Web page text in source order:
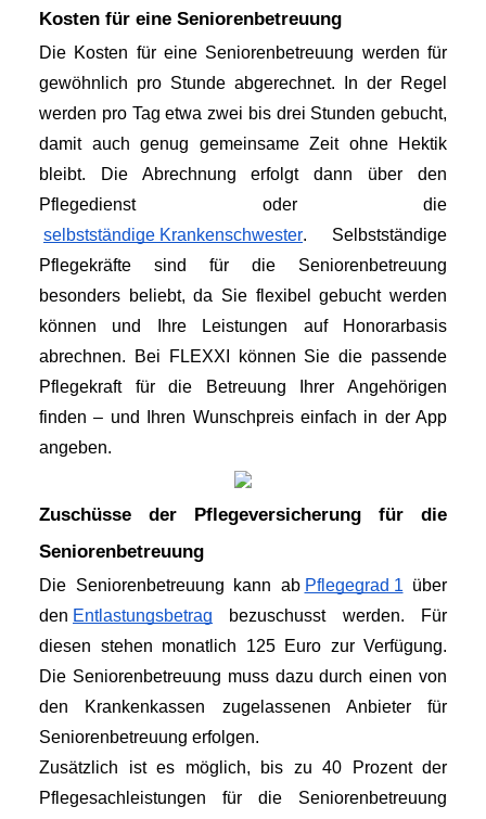
Kosten für eine Seniorenbetreuung
Die Kosten für eine Seniorenbetreuung werden für
gewöhnlich pro Stunde abgerechnet. In der Regel
werden pro Tag etwa zwei bis drei Stunden gebucht,
damit auch genug gemeinsame Zeit ohne Hektik
bleibt. Die Abrechnung erfolgt dann über den
Pflegedienst oder die
selbstständige Krankenschwester. Selbstständige
Pflegekräfte sind für die Seniorenbetreuung
besonders beliebt, da Sie flexibel gebucht werden
können und Ihre Leistungen auf Honorarbasis
abrechnen. Bei FLEXXI können Sie die passende
Pflegekraft für die Betreuung Ihrer Angehörigen
finden – und Ihren Wunschpreis einfach in der App
angeben.
Zuschüsse der Pflegeversicherung für die
Seniorenbetreuung
Die Seniorenbetreuung kann ab Pflegegrad 1 über
den Entlastungsbetrag bezuschusst werden. Für
diesen stehen monatlich 125 Euro zur Verfügung.
Die Seniorenbetreuung muss dazu durch einen von
den Krankenkassen zugelassenen Anbieter für
Seniorenbetreuung erfolgen.
Zusätzlich ist es möglich, bis zu 40 Prozent der
Pflegesachleistungen für die Seniorenbetreuung